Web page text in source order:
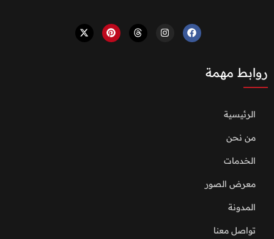
روابط مهمة
الرئيسية
من نحن
الخدمات
معرض الصور
المدونة
تواصل معنا